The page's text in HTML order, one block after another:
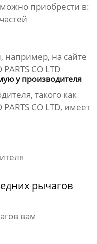
можно приобрести в:
например, на сайте
CO LTD
у производителя
такого как
PARTS CO LTD, имеет
рычагов
вам